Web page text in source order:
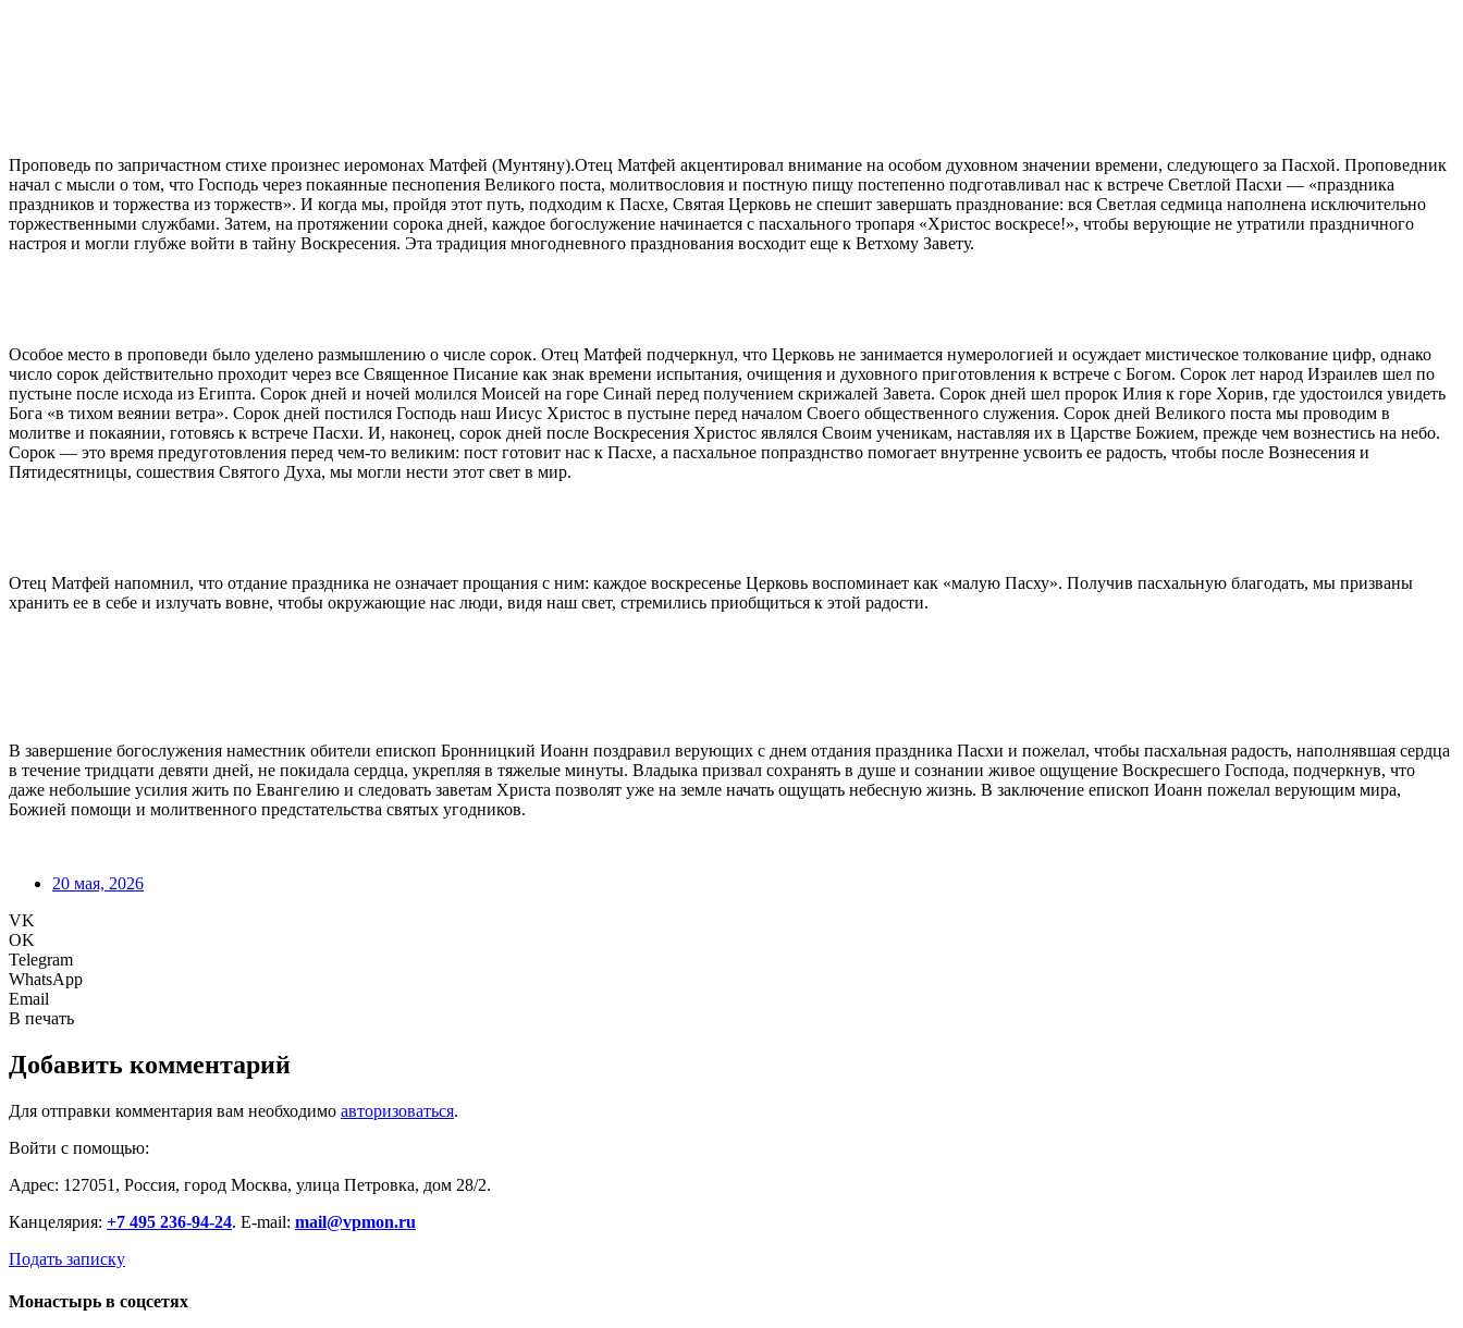
Проповедь по запричастном стихе произнес иеромонах Матфей (Мунтяну).Отец Матфей акцентировал внимание на особом духовном значении времени, следующего за Пасхой. Проповедник
начал с мысли о том, что Господь через покаянные песнопения Великого поста, молитвословия и постную пищу постепенно подготавливал нас к встрече Светлой Пасхи — «праздника
праздников и торжества из торжеств». И когда мы, пройдя этот путь, подходим к Пасхе, Святая Церковь не спешит завершать празднование: вся Светлая седмица наполнена исключительно
торжественными службами. Затем, на протяжении сорока дней, каждое богослужение начинается с пасхального тропаря «Христос воскресе!», чтобы верующие не утратили праздничного
настроя и могли глубже войти в тайну Воскресения. Эта традиция многодневного празднования восходит еще к Ветхому Завету.
Особое место в проповеди было уделено размышлению о числе сорок. Отец Матфей подчеркнул, что Церковь не занимается нумерологией и осуждает мистическое толкование цифр, однако
число сорок действительно проходит через все Священное Писание как знак времени испытания, очищения и духовного приготовления к встрече с Богом. Сорок лет народ Израилев шел по
пустыне после исхода из Египта. Сорок дней и ночей молился Моисей на горе Синай перед получением скрижалей Завета. Сорок дней шел пророк Илия к горе Хорив, где удостоился увидеть
Бога «в тихом веянии ветра». Сорок дней постился Господь наш Иисус Христос в пустыне перед началом Своего общественного служения. Сорок дней Великого поста мы проводим в
молитве и покаянии, готовясь к встрече Пасхи. И, наконец, сорок дней после Воскресения Христос являлся Своим ученикам, наставляя их в Царстве Божием, прежде чем вознестись на небо.
Сорок — это время предуготовления перед чем-то великим: пост готовит нас к Пасхе, а пасхальное попразднство помогает внутренне усвоить ее радость, чтобы после Вознесения и
Пятидесятницы, сошествия Святого Духа, мы могли нести этот свет в мир.
Отец Матфей напомнил, что отдание праздника не означает прощания с ним: каждое воскресенье Церковь воспоминает как «малую Пасху». Получив пасхальную благодать, мы призваны
хранить ее в себе и излучать вовне, чтобы окружающие нас люди, видя наш свет, стремились приобщиться к этой радости.
В завершение богослужения наместник обители епископ Бронницкий Иоанн поздравил верующих с днем отдания праздника Пасхи и пожелал, чтобы пасхальная радость, наполнявшая сердца
в течение тридцати девяти дней, не покидала сердца, укрепляя в тяжелые минуты. Владыка призвал сохранять в душе и сознании живое ощущение Воскресшего Господа, подчеркнув, что
даже небольшие усилия жить по Евангелию и следовать заветам Христа позволят уже на земле начать ощущать небесную жизнь. В заключение епископ Иоанн пожелал верующим мира,
Божией помощи и молитвенного предстательства святых угодников.
20 мая, 2026
VK
OK
Telegram
WhatsApp
Email
В печать
Добавить комментарий
Для отправки комментария вам необходимо авторизоваться.
Войти с помощью:
Адрес: 127051, Россия, город Москва, улица Петровка, дом 28/2.
Канцелярия: +7 495 236-94-24. E-mail: mail@vpmon.ru
Подать записку
Монастырь в соцсетях